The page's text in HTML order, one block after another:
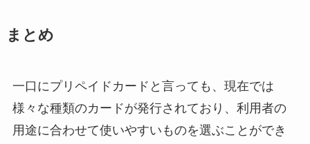
まとめ
一口にプリペイドカードと言っても、現在では
様々な種類のカードが発行されており、利用者の
用途に合わせて使いやすいものを選ぶことができ